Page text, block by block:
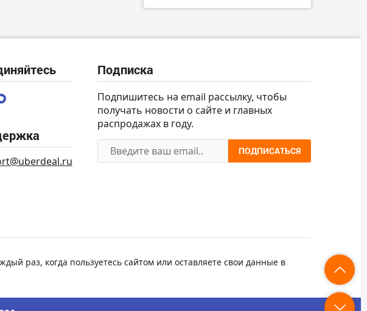
Подписка
Подпишитесь на email рассылку, чтобы
получать новости о сайте и главных
распродажах в году.
ПОДПИСАТЬСЯ
раз, когда пользуетесь сайтом или оставляете свои данные в